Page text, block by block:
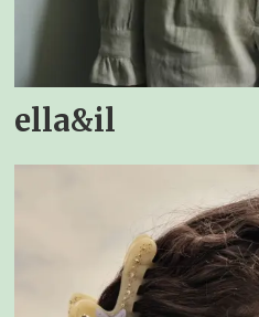
ella&il